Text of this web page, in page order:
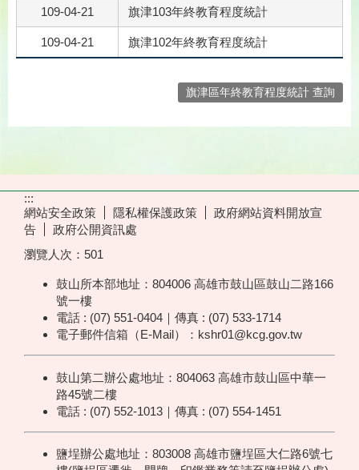
109-04-21 旗津103年終教育程度統計
109-04-21 旗津102年終教育程度統計
旗津區年終教育程度統計 查詢
:::
網站安全政策
隱私權保護政策
政府網站資料開放宣
告
政府公開資訊處
瀏覽人次： 501
鼓山所本部地址：804006 高雄市鼓山區鼓山二路166
號一樓
電話 : (07) 551-0404｜傳真 : (07) 533-1714
電子郵件信箱（E-Mail）：kshr01@kcg.gov.tw
鼓山第二辦公處地址：804063 高雄市鼓山區中華一
路45號二樓
電話 : (07) 552-1013｜傳真 : (07) 554-1451
鹽埕辦公處地址：803008 高雄市鹽埕區大仁路6號七